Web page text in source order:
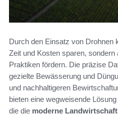
Durch den Einsatz von Drohnen
Zeit und Kosten sparen,
Praktiken fördern. Die präzise
gezielte Bewässerung und
und nachhaltigeren
bieten eine wegweisende
die die moderne Landwirtschaft